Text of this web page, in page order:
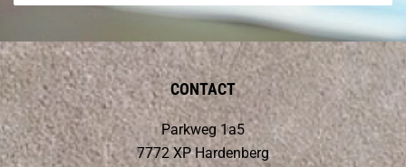
CONTACT
Parkweg 1a5
7772 XP Hardenberg